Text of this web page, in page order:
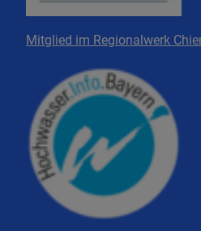
Mitglied im Regionalwerk